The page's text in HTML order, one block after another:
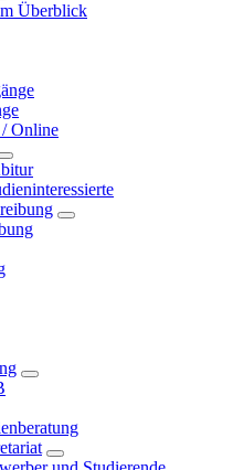
Überblick
Online